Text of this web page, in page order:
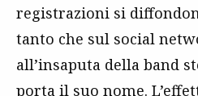
registrazioni si
tanto che sul social
all’insaputa della band
porta il suo nome.